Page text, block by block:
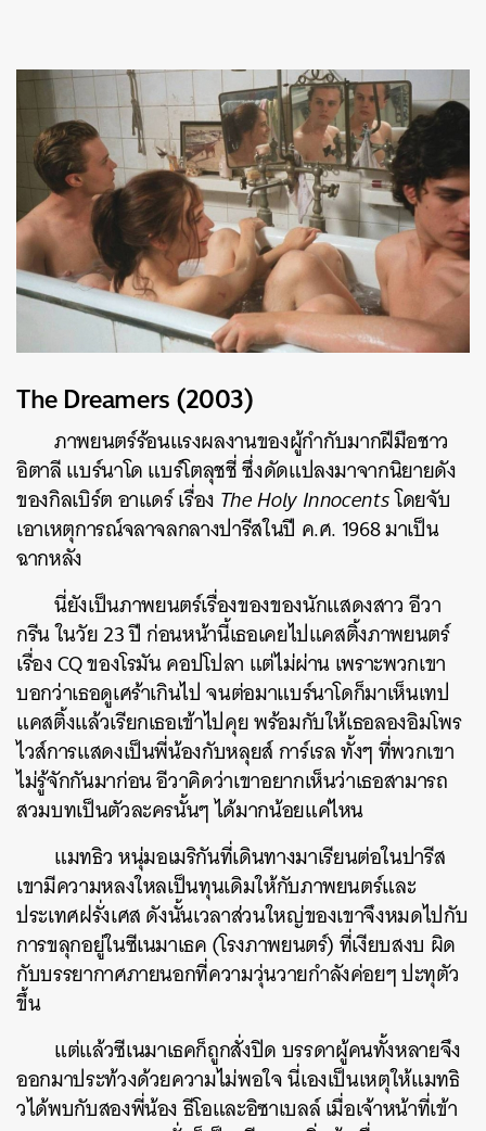
The Dreamers (2003)
ภาพยนตร์ร้อนแรงผลงานของผู้กำกับมากฝีมือชาว
อิตาลี แบร์นาโด แบร์โตลุชชี่ ซึ่งดัดแปลงมาจากนิยายดัง
ของกิลเบิร์ต อาแดร์ เรื่อง The Holy Innocentsโดยจับ
เอาเหตุการณ์จลาจลกลางปารีสในปี ค.ศ. 1968 มาเป็น
ฉากหลัง
นี่ยังเป็นภาพยนตร์เรื่องของของนักแสดงสาว อีวา
กรีน ในวัย 23 ปี ก่อนหน้านี้เธอเคยไปแคสติ้งภาพยนตร์
เรื่อง CQ ของโรมัน คอปโปลา แต่ไม่ผ่าน เพราะพวกเขา
บอกว่าเธอดูเศร้าเกินไป จนต่อมาแบร์นาโดก็มาเห็นเทป
แคสติ้งแล้วเรียกเธอเข้าไปคุย พร้อมกับให้เธอลองอิมโพร
ไวส์การแสดงเป็นพี่น้องกับหลุยส์ การ์เรล ทั้งๆ ที่พวกเขา
ไม่รู้จักกันมาก่อน อีวาคิดว่าเขาอยากเห็นว่าเธอสามารถ
สวมบทเป็นตัวละครนั้นๆ ได้มากน้อยแค่ไหน
แมทธิว หนุ่มอเมริกันที่เดินทางมาเรียนต่อในปารีส
เขามีความหลงใหลเป็นทุนเดิมให้กับภาพยนตร์และ
ประเทศฝรั่งเศส ดังนั้นเวลาส่วนใหญ่ของเขาจึงหมดไปกับ
การขลุกอยู่ในซีเนมาเธค (โรงภาพยนตร์) ที่เงียบสงบ ผิด
กับบรรยากาศภายนอกที่ความวุ่นวายกำลังค่อยๆ ปะทุตัว
ขึ้น
แต่แล้วซีเนมาเธคก็ถูกสั่งปิด บรรดาผู้คนทั้งหลายจึง
ออกมาประท้วงด้วยความไม่พอใจ นี่เองเป็นเหตุให้แมทธิ
วได้พบกับสองพี่น้อง ธีโอและอิซาเบลล์ เมื่อเจ้าหน้าที่เข้า
ค้นหา
SHARE TWEET LINE EMAIL